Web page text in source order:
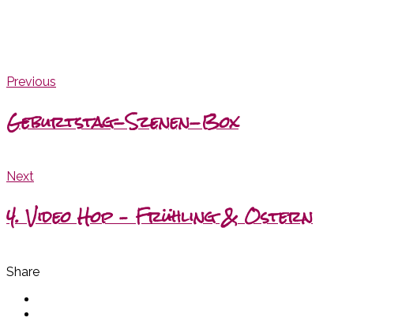
Previous
Geburtstag-Szenen-Box
Next
4. Video Hop – Frühling & Ostern
Share